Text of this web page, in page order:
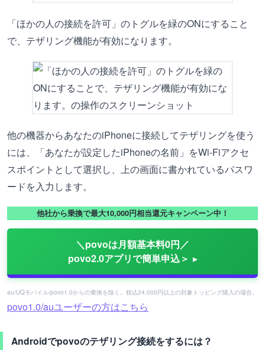
「ほかの人の接続を許可」のトグルを緑のONにすること
で、テザリング機能が有効になります。
他の機器からあなたのiPhoneに接続してテザリングを使う
には、「あなたが設定したiPhoneの名前」をWi-Fiアクセ
スポイントとして選択し、上の画面に書かれているパスワ
ードを入力します。
他社から乗換で最大10,000円相当還元キャンペーン中！
＼povoは月額基本料0円／
povo2.0アプリで簡単申込＞
au/UQモバイル/povo1.0からの乗換を除く。税込24,000円以上の対象トッピング購入の場合。
povo1.0/auユーザーの方はこちら
Androidでpovoのテザリング接続をするには？